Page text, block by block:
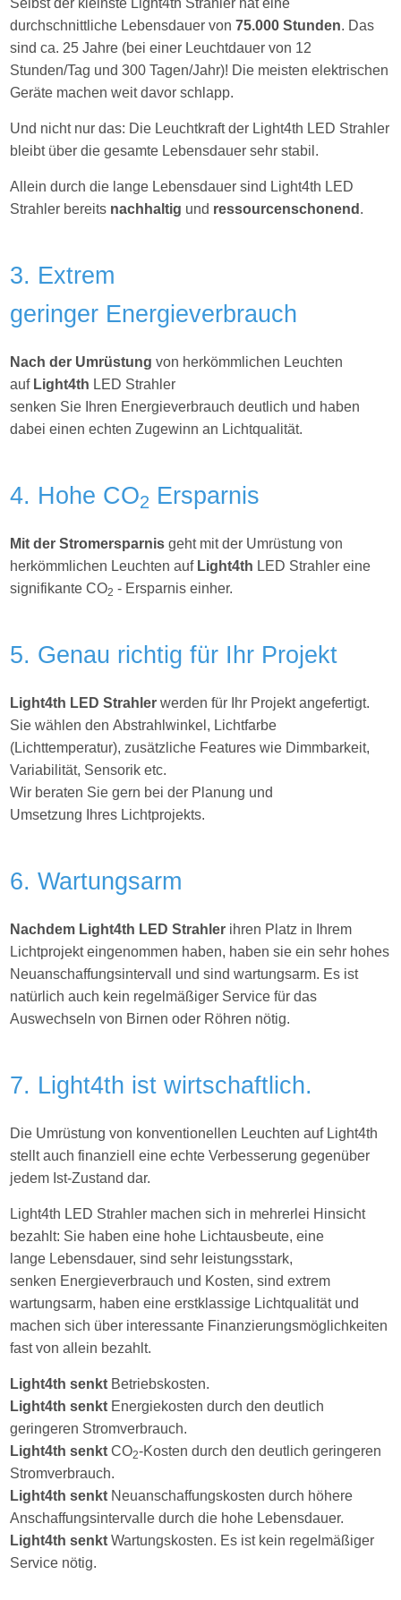
durchschnittliche Lebensdauer von75.000 Stunden. Das
sind ca. 25 Jahre (bei einer Leuchtdauer von 12
Stunden/Tag und 300 Tagen/Jahr)! Die meisten elektrischen
Geräte machen weit davor schlapp.
Und nicht nur das: Die Leuchtkraft der Light4th LED Strahler
bleibt über die gesamte Lebensdauer sehr stabil.
Allein durch die lange Lebensdauer sind Light4th LED
Strahler bereits nachhaltig und ressourcenschonend .
3. Extrem
geringer Energieverbrauch
Nach der Umrüstung von herkömmlichen Leuchten
auf Light4th LED Strahler
senken Sie Ihren Energieverbrauch deutlich und haben
dabei einen echten Zugewinn an Lichtqualität.
4. Hohe CO2 Ersparnis
Mit der Stromersparnis geht mit der Umrüstung von
herkömmlichen Leuchten auf Light4th LED Strahler eine
signifikante CO2 - Ersparnis einher.
5. Genau richtig für Ihr Projekt
Light4th LED Strahler werden für Ihr Projekt angefertigt.
Sie wählen den Abstrahlwinkel, Lichtfarbe
(Lichttemperatur), zusätzliche Features wie Dimmbarkeit,
Variabilität, Sensorik etc.
Wir beraten Sie gern bei der Planung und
Umsetzung Ihres Lichtprojekts.
6. Wartungsarm
Nachdem Light4th LED Strahler ihren Platz in Ihrem
Lichtprojekt eingenommen haben, haben sie ein sehr hohes
Neuanschaffungsintervall und sind wartungsarm. Es ist
natürlich auch kein regelmäßiger Service für das
Auswechseln von Birnen oder Röhren nötig.
7. Light4th ist wirtschaftlich.
Die Umrüstung von konventionellen Leuchten auf Light4th
stellt auch finanziell eine echte Verbesserung gegenüber
jedem Ist-Zustand dar.
Light4th LED Strahler machen sich in mehrerlei Hinsicht
bezahlt: Sie haben eine hohe Lichtausbeute, eine
lange Lebensdauer, sind sehr leistungsstark,
senken Energieverbrauch und Kosten, sind extrem
wartungsarm, haben eine erstklassige Lichtqualität und
machen sich über interessante Finanzierungsmöglichkeiten
fast von allein bezahlt.
Light4th senkt Betriebskosten.
Light4th senkt Energiekosten durch den deutlich
geringeren Stromverbrauch.
Light4th senkt CO2-Kosten durch den deutlich geringeren
Stromverbrauch.
Light4th senkt Neuanschaffungskosten durch höhere
Anschaffungsintervalle durch die hohe Lebensdauer.
Light4th senkt Wartungskosten. Es ist kein regelmäßiger
Service nötig.